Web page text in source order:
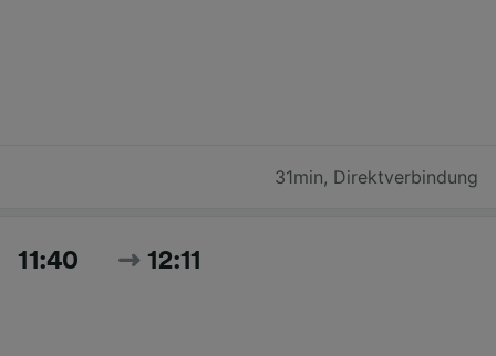
31min, Direktverbindung
11:40 12:11